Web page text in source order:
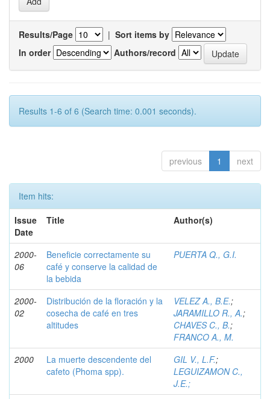
Results/Page | Sort items by
In order
Authors/record
Results 1-6 of 6 (Search time: 0.001 seconds).
previous 1 next
Item hits:
Issue
Date
Title Author(s)
2000-
06
Beneficie correctamente su
café y conserve la calidad de
la bebida
PUERTA Q., G.I.
2000-
02
Distribución de la floración y la
cosecha de café en tres
altitudes
VELEZ A., B.E.;
JARAMILLO R., A.;
CHAVES C., B.;
FRANCO A., M.
2000
La muerte descendente del
cafeto (Phoma spp).
GIL V., L.F.;
LEGUIZAMON C.,
J.E.;